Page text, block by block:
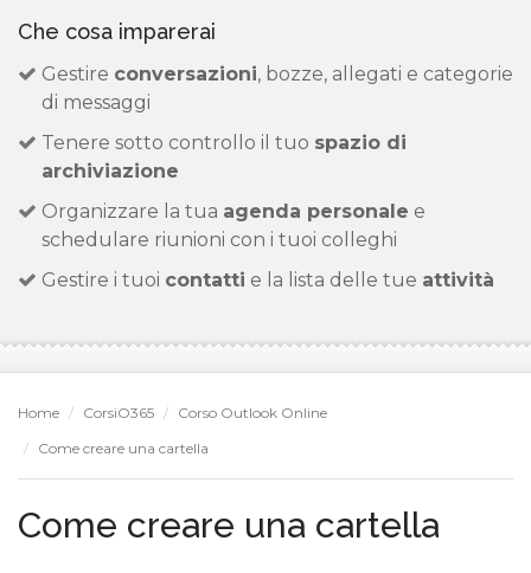
Che cosa imparerai
Gestire conversazioni, bozze, allegati e categorie
di messaggi
Tenere sotto controllo il tuo spazio di
archiviazione
Organizzare la tua agenda personale e
schedulare riunioni con i tuoi colleghi
Gestire i tuoi contatti e la lista delle tue attività
Home CorsiO365
Corso Outlook Online
Come creare una cartella
Come creare una cartella